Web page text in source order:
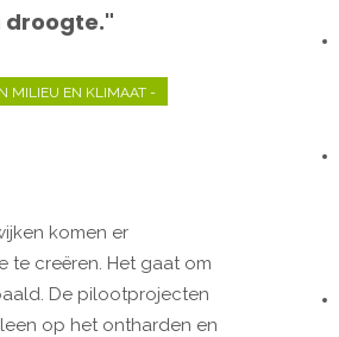
MILIEU EN KLIMAAT -
komen er
te creëren. Het gaat om
De pilootprojecten
op het ontharden en